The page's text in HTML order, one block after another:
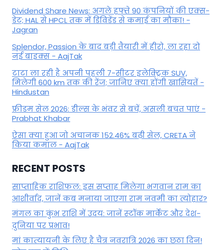
Dividend Share News: अगले हफ्ते 90 कंपनियों की एक्स-
डेट; HAL से HPCL तक में डिविडेंड से कमाई का मौका! -
Jagran
Splendor, Passion के बाद बड़ी तैयारी में हीरो, ला रहा दो
नई बाइक्स - AajTak
टाटा ला रही है अपनी पहली 7-सीटर इलेक्ट्रिक SUV,
मिलेगी 600 km तक की रेंज; जानिए क्या होंगी खासियतें -
Hindustan
फ्रीडम सेल 2026: डील्स के भंवर से बचें, असली बचत पाएं -
Prabhat Khabar
ऐसा क्या हुआ जो अचानक 152.46% बढ़ी सेल, CRETA ने
किया कमाल - AajTak
RECENT POSTS
साप्ताहिक राशिफल: इस सप्ताह मिलेगा भगवान राम का
आशीर्वाद, जानें कब मनाया जाएगा राम नवमी का त्योहार?
मंगल का कुंभ राशि में उदय: जानें स्‍टॉक मार्केट और देश-
दुनिया पर प्रभाव!
मां कात्‍यायनी के लिए है चैत्र नवरात्रि 2026 का छठा दिन!